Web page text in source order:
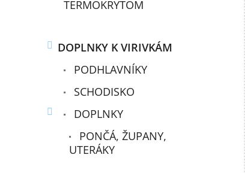
TERMOKRYTOM
DOPLNKY K VIRIVKÁM
PODHLAVNÍKY
SCHODISKO
DOPLNKY
PONČÁ, ŽUPANY,
UTERÁKY